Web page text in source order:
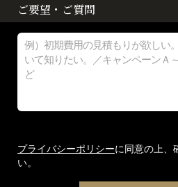
ご要望・ご質問
プライバシーポリシーに同意の上、
い。